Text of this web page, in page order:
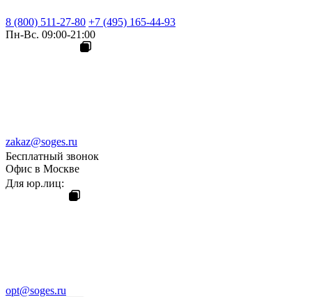
8 (800) 511-27-80 +7 (495) 165-44-93
Пн-Вс. 09:00-21:00
zakaz@soges.ru
Бесплатный звонок
Офис в Москве
Для юр.лиц:
opt@soges.ru